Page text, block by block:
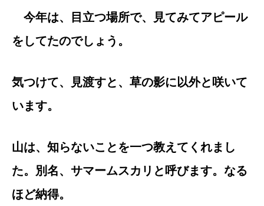
今年は、目立つ場所で、見てみてアピール
をしてたのでしょう。
気つけて、見渡すと、草の影に以外と咲いて
います。
山は、知らないことを一つ教えてくれまし
た。別名、サマームスカリと呼びます。なる
ほど納得。